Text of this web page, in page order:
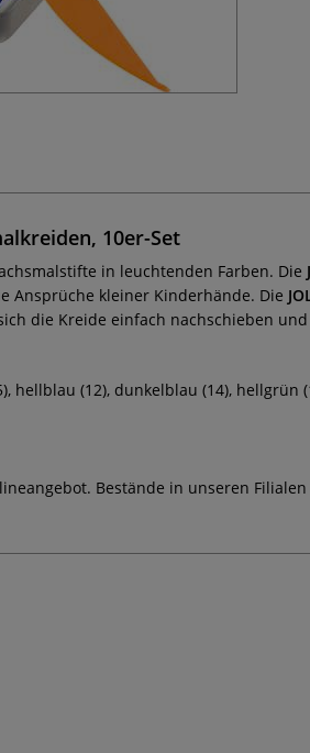
10er-Set
in leuchtenden Farben. Die
Ansprüche kleiner Kinderhände. Die
die Kreide einfach nachschieben
hellblau (12), dunkelblau (14), hellgrün
Bestände in unseren